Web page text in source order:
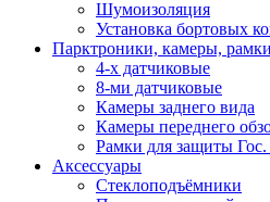
Шумоизоляция
Установка бортовых
Парктроники, камеры,
4-х датчиковые
8-ми датчиковые
Камеры заднего вида
Камеры переднего
Рамки для защиты
Аксессуары
Стеклоподъёмники